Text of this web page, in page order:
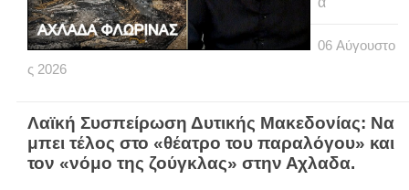
06 Αύγουστο
ς 2026
Λαϊκή Συσπείρωση Δυτικής Μακεδονίας: Να
μπει τέλος στο «θέατρο του παραλόγου» και
τον «νόμο της ζούγκλας» στην Αχλαδα.